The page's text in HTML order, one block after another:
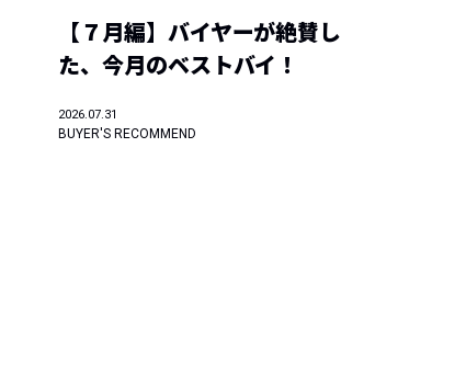
【７月編】バイヤーが絶賛し
た、今月のベストバイ！
2026.07.31
BUYER'S RECOMMEND